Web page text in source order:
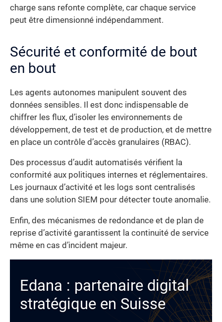
charge sans refonte complète, car chaque service
peut être dimensionné indépendamment.
Sécurité et conformité de bout
en bout
Les agents autonomes manipulent souvent des
données sensibles. Il est donc indispensable de
chiffrer les flux, d’isoler les environnements de
développement, de test et de production, et de mettre
en place un contrôle d’accès granulaires (RBAC).
Des processus d’audit automatisés vérifient la
conformité aux politiques internes et réglementaires.
Les journaux d’activité et les logs sont centralisés
dans une solution SIEM pour détecter toute anomalie.
Enfin, des mécanismes de redondance et de plan de
reprise d’activité garantissent la continuité de service
même en cas d’incident majeur.
Edana : partenaire digital
stratégique en Suisse